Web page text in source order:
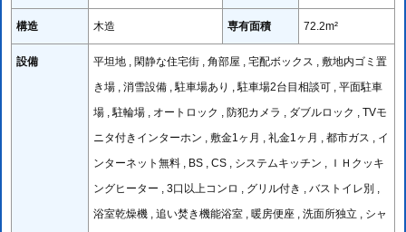
構造 木造 専有面積 72.2m²
設備
平坦地 , 閑静な住宅街 , 角部屋 , 宅配ボックス , 敷地内ゴミ置
き場 , 消雪設備 , 駐車場あり , 駐車場2台目相談可 , 平面駐車
場 , 駐輪場 , オートロック , 防犯カメラ , ダブルロック , TVモ
ニタ付きインターホン , 敷金1ヶ月 , 礼金1ヶ月 , 都市ガス , イ
ンターネット無料 , BS , CS , システムキッチン , ＩＨクッキ
ングヒーター , 3口以上コンロ , グリル付き , バストイレ別 ,
浴室乾燥機 , 追い焚き機能浴室 , 暖房便座 , 洗面所独立 , シャ